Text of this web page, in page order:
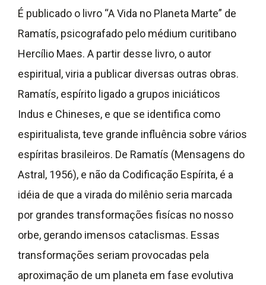
É publicado o livro “A Vida no Planeta Marte” de
Ramatís, psicografado pelo médium curitibano
Hercílio Maes. A partir desse livro, o autor
espiritual, viria a publicar diversas outras obras.
Ramatís, espírito ligado a grupos iniciáticos
Indus e Chineses, e que se identifica como
espiritualista, teve grande influência sobre vários
espíritas brasileiros. De Ramatís (Mensagens do
Astral, 1956), e não da Codificação Espírita, é a
idéia de que a virada do milênio seria marcada
por grandes transformações fisícas no nosso
orbe, gerando imensos cataclismas. Essas
transformações seriam provocadas pela
aproximação de um planeta em fase evolutiva